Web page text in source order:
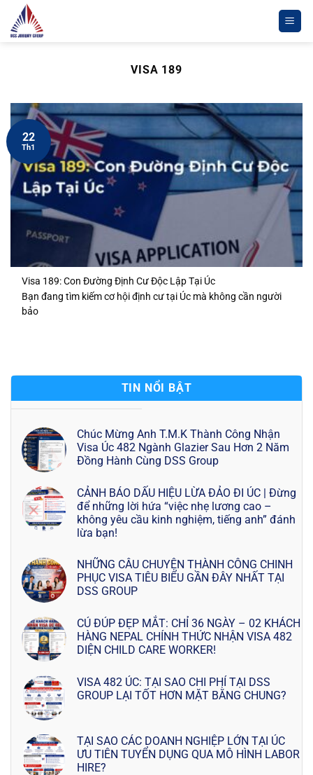
Chuyển
đến
VISA 189
Visa 189: Con Đường Định Cư Độc Lập Tại Úc
Bạn đang tìm kiếm cơ hội định cư tại Úc mà không cần người
bảo
22
Th1
TIN NỔI BẬT
Chúc Mừng Anh T.M.K Thành Công Nhận
Visa Úc 482 Ngành Glazier Sau Hơn 2 Năm
Đồng Hành Cùng DSS Group
CẢNH BÁO DẤU HIỆU LỪA ĐẢO ĐI ÚC | Đừng
để những lời hứa “việc nhẹ lương cao –
không yêu cầu kinh nghiệm, tiếng anh” đánh
lừa bạn!
NHỮNG CÂU CHUYỆN THÀNH CÔNG CHINH
PHỤC VISA TIÊU BIỂU GẦN ĐÂY NHẤT TẠI
DSS GROUP
CÚ ĐÚP ĐẸP MẮT: CHỈ 36 NGÀY – 02 KHÁCH
HÀNG NEPAL CHÍNH THỨC NHẬN VISA 482
DIỆN CHILD CARE WORKER!
VISA 482 ÚC: TẠI SAO CHI PHÍ TẠI DSS
GROUP LẠI TỐT HƠN MẶT BẰNG CHUNG?
TẠI SAO CÁC DOANH NGHIỆP LỚN TẠI ÚC
ƯU TIÊN TUYỂN DỤNG QUA MÔ HÌNH LABOR
HIRE?